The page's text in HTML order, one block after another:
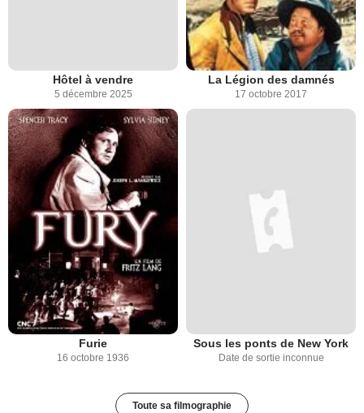
Hôtel à vendre
5 décembre 2025
La Légion des damnés
17 octobre 2017
Furie
16 octobre 1936
Sous les ponts de New York
Date de sortie inconnue
Toute sa filmographie